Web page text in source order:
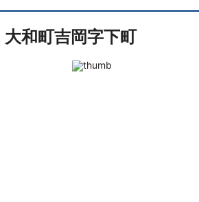
大和町吉岡字下町